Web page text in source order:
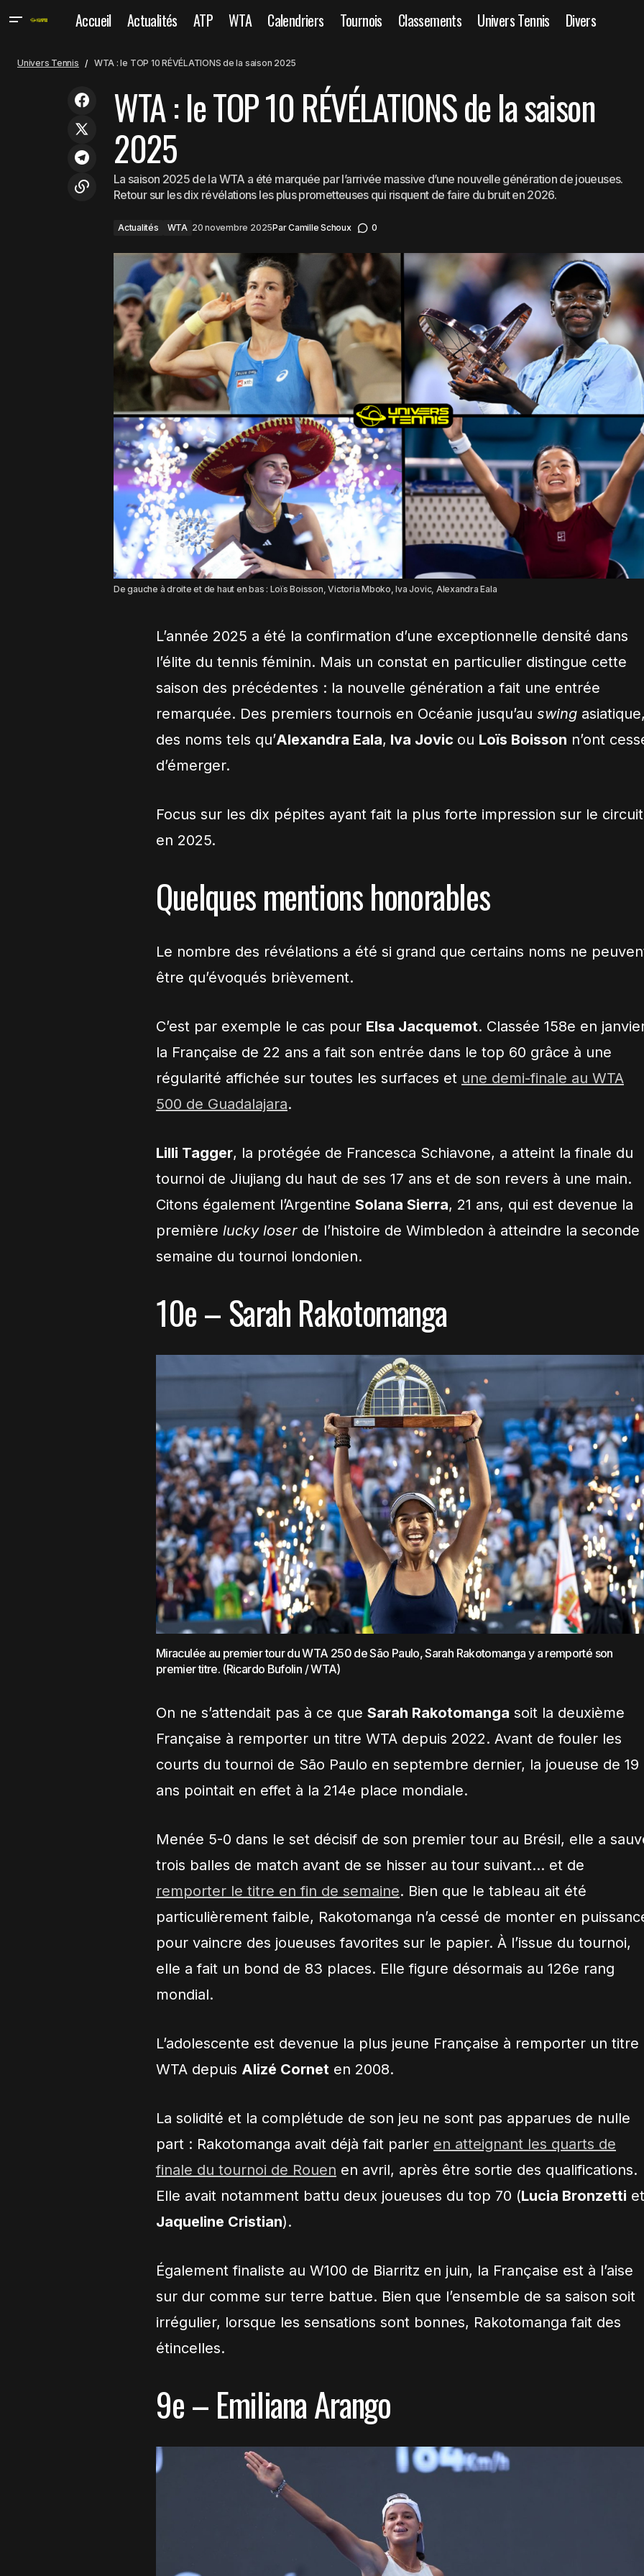
Accueil Actualités ATP WTA Calendriers Tournois Classements Univers Tennis Divers
l'Autriche et file en demi-finales
Univers Tennis WTA : le TOP 10 RÉVÉLATIONS de la saison 2025
WTA : le TOP 10 RÉVÉLATIONS de la saison
2025
La saison 2025 de la WTA a été marquée par l’arrivée massive d’une nouvelle génération de joueuses.
Retour sur les dix révélations les plus prometteuses qui risquent de faire du bruit en 2026.
Actualités WTA 20 novembre 2025ParCamille Schoux 0
De gauche à droite et de haut en bas : Loïs Boisson, Victoria Mboko, Iva Jovic, Alexandra Eala
L’année 2025 a été la confirmation d’une exceptionnelle densité dans
l’élite du tennis féminin. Mais un constat en particulier distingue cette
saison des précédentes : la nouvelle génération a fait une entrée
remarquée. Des premiers tournois en Océanie jusqu’au swing
des noms tels qu’Alexandra Eala, Iva Jovic ou Loïs Boisson n’ont
d’émerger.
Focus sur les dix pépites ayant fait la plus forte impression sur le circuit
en 2025.
Quelques mentions honorables
Le nombre des révélations a été si grand que certains noms ne
être qu’évoqués brièvement.
C’est par exemple le cas pour Elsa Jacquemot. Classée 158e en
la Française de 22 ans a fait son entrée dans le top 60 grâce à une
régularité affichée sur toutes les surfaces et une demi-finale au WTA
500 de Guadalajara.
Lilli Tagger, la protégée de Francesca Schiavone, a atteint la finale du
tournoi de Jiujiang du haut de ses 17 ans et de son revers à une main.
Citons également l’Argentine Solana Sierra, 21 ans, qui est devenue la
première lucky loser de l’histoire de Wimbledon à atteindre la seconde
semaine du tournoi londonien.
10e – Sarah Rakotomanga
Miraculée au premier tour du WTA 250 de São Paulo, Sarah Rakotomanga y a remporté son
premier titre. (Ricardo Bufolin / WTA)
On ne s’attendait pas à ce que Sarah Rakotomanga soit la deuxième
Française à remporter un titre WTA depuis 2022. Avant de fouler les
courts du tournoi de São Paulo en septembre dernier, la joueuse de 19
ans pointait en effet à la 214e place mondiale.
Menée 5-0 dans le set décisif de son premier tour au Brésil, elle a
trois balles de match avant de se hisser au tour suivant… et de
remporter le titre en fin de semaine. Bien que le tableau ait été
particulièrement faible, Rakotomanga n’a cessé de monter en
pour vaincre des joueuses favorites sur le papier. À l’issue du tournoi,
elle a fait un bond de 83 places. Elle figure désormais au 126e rang
mondial.
L’adolescente est devenue la plus jeune Française à remporter un titre
WTA depuis Alizé Cornet en 2008.
La solidité et la complétude de son jeu ne sont pas apparues de nulle
part : Rakotomanga avait déjà fait parler en atteignant les quarts de
finale du tournoi de Rouen en avril, après être sortie des qualifications.
Elle avait notamment battu deux joueuses du top 70 (Lucia Bronzetti et
Jaqueline Cristian).
Également finaliste au W100 de Biarritz en juin, la Française est à l’aise
sur dur comme sur terre battue. Bien que l’ensemble de sa saison soit
irrégulier, lorsque les sensations sont bonnes, Rakotomanga fait des
étincelles.
9e – Emiliana Arango